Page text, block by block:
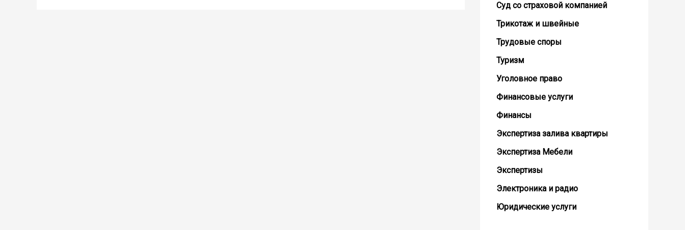
Суд со страховой компанией
Трикотаж и швейные
Трудовые споры
Туризм
Уголовное право
Финансовые услуги
Финансы
Экспертиза залива квартиры
Экспертиза Мебели
Экспертизы
Электроника и радио
Юридические услуги